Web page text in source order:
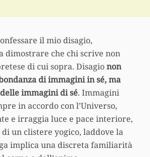
il mio disagio,
dimostrare che chi scrive non
di cui sopra. Disagionon
di immagini in sé, ma
immagini di sé. Immagini
in accordo con l’Universo,
e irraggia luce e pace interiore,
un clistere yogico, laddove la
implica una discreta familiarità